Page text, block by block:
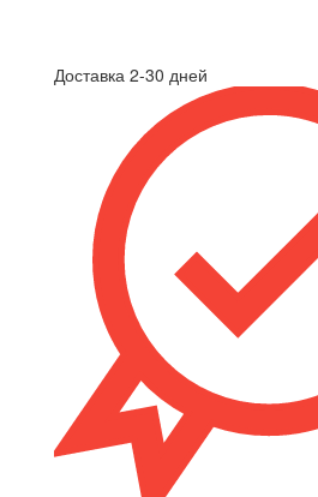
Доставка 2-30 дней